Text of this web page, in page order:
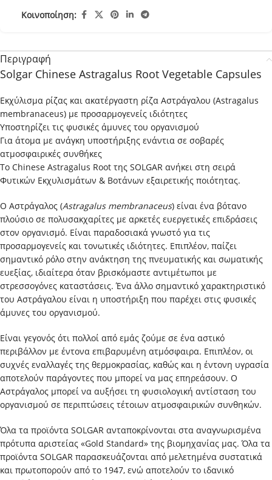
Κοινοποίηση:
Περιγραφή
Solgar Chinese Astragalus Root Vegetable Capsules
Εκχύλισμα ρίζας και ακατέργαστη ρίζα Αστράγαλου (Astragalus
membranaceus) με προσαρμογενείς ιδιότητες
Υποστηρίζει τις φυσικές άμυνες του οργανισμού
Για άτομα με ανάγκη υποστήριξης ενάντια σε σοβαρές
ατμοσφαιρικές συνθήκες
Το Chinese Astragalus Root της SOLGAR ανήκει στη σειρά
Φυτικών Εκχυλισμάτων & Βοτάνων εξαιρετικής ποιότητας.
Ο Αστράγαλος (Astragalus membranaceus) είναι ένα βότανο
πλούσιο σε πολυσακχαρίτες με αρκετές ευεργετικές επιδράσεις
στον οργανισμό. Είναι παραδοσιακά γνωστό για τις
προσαρμογενείς και τονωτικές ιδιότητες. Επιπλέον, παίζει
σημαντικό ρόλο στην ανάκτηση της πνευματικής και σωματικής
ευεξίας, ιδιαίτερα όταν βρισκόμαστε αντιμέτωποι με
στρεσσογόνες καταστάσεις. Ένα άλλο σημαντικό χαρακτηριστικό
του Αστράγαλου είναι η υποστήριξη που παρέχει στις φυσικές
άμυνες του οργανισμού.
Είναι γεγονός ότι πολλοί από εμάς ζούμε σε ένα αστικό
περιβάλλον με έντονα επιβαρυμένη ατμόσφαιρα. Επιπλέον, οι
συχνές εναλλαγές της θερμοκρασίας, καθώς και η έντονη υγρασία
αποτελούν παράγοντες που μπορεί να μας επηρεάσουν. Ο
Αστράγαλος μπορεί να αυξήσει τη φυσιολογική αντίσταση του
οργανισμού σε περιπτώσεις τέτοιων ατμοσφαιρικών συνθηκών.
Όλα τα προϊόντα SOLGAR ανταποκρίνονται στα αναγνωρισμένα
πρότυπα αριστείας «Gold Standard» της βιομηχανίας μας. Όλα τα
προϊόντα SOLGAR παρασκευάζονται από μελετημένα συστατικά
και πρωτοπορούν από το 1947, ενώ αποτελούν το ιδανικό